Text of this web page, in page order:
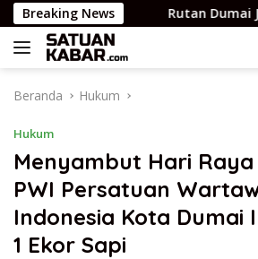
Langsung
ke
konten
Breaking NewsRutan Dumai Jalin Kerja
Beranda Hukum
Hukum
Menyambut Hari
PWI Persatuan
Indonesia Kota Dumai
1 Ekor Sapi